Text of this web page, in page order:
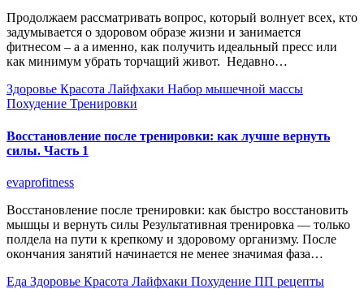
Продолжаем рассматривать вопрос, который волнует всех, кто
задумывается о здоровом образе жизни и занимается
фитнесом – а а именно, как получить идеальный пресс или
как минимум убрать торчащий живот. Недавно…
Здоровье Красота Лайфхаки Набор мышечной массы
Похудение Тренировки
Восстановление после тренировки: как лучше вернуть
силы. Часть 1
evaprofitness
Восстановление после тренировки: как быстро восстановить
мышцы и вернуть силы Результативная тренировка — только
полдела на пути к крепкому и здоровому организму. После
окончания занятий начинается не менее значимая фаза…
Еда Здоровье Красота Лайфхаки Похудение ПП рецепты